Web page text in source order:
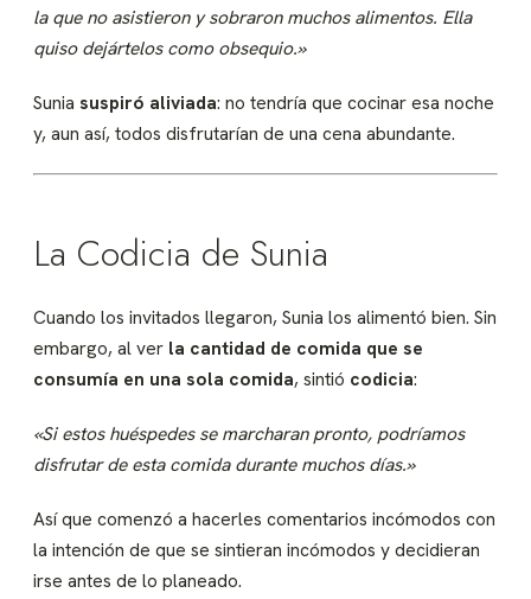
la que no asistieron y sobraron muchos alimentos. Ella
quiso dejártelos como obsequio.»
Sunia suspiró aliviada: no tendría que cocinar esa noche
y, aun así, todos disfrutarían de una cena abundante.
La Codicia de Sunia
Cuando los invitados llegaron, Sunia los alimentó bien. Sin
embargo, al ver la cantidad de comida que se
consumía en una sola comida, sintió codicia:
«Si estos huéspedes se marcharan pronto, podríamos
disfrutar de esta comida durante muchos días.»
Así que comenzó a hacerles comentarios incómodos con
la intención de que se sintieran incómodos y decidieran
irse antes de lo planeado.